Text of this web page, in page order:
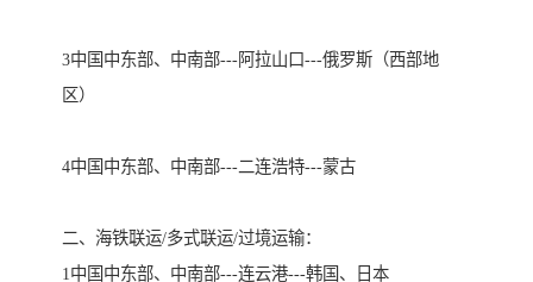
3中国中东部、中南部---阿拉山口---俄罗斯（西部地
区）
4中国中东部、中南部---二连浩特---蒙古
二、海铁联运/多式联运/过境运输：
1中国中东部、中南部---连云港---韩国、日本